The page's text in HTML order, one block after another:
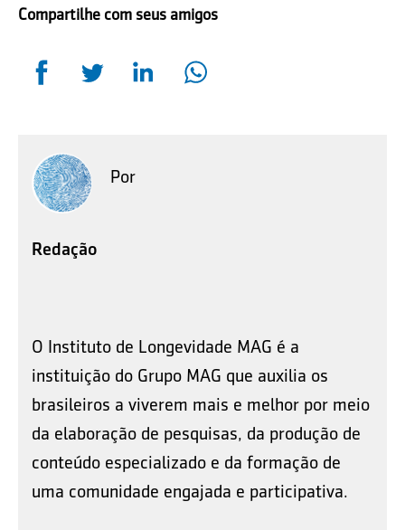
Compartilhe com seus amigos
Por
Redação
O Instituto de Longevidade MAG é a
instituição do Grupo MAG que auxilia os
brasileiros a viverem mais e melhor por meio
da elaboração de pesquisas, da produção de
conteúdo especializado e da formação de
uma comunidade engajada e participativa.